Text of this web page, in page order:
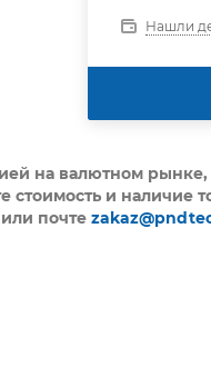
Нашли
на валютном
стоимость и наличие
или почте